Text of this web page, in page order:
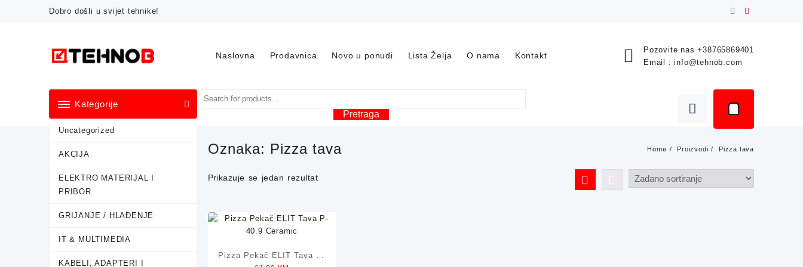
Dobro došli u svijet tehnike!
Naslovna Prodavnica Novo u ponudi Lista Želja O nama Kontakt
Pozovite nas +38765869401
Email :info@tehnob.com
Kategorije
Uncategorized
AKCIJA
ELEKTRO MATERIJAL I
PRIBOR
GRIJANJE / HLAĐENJE
IT & MULTIMEDIA
KABELI, ADAPTERI I
Pretraga
Oznaka: Pizza tava Home Proizvodi Pizza tava
Prikazuje se jedan rezultat
Pizza Pekač ELIT Tava P-